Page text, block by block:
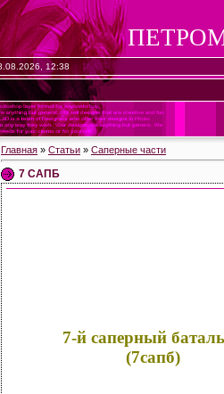
12:38
Главная » Статьи » Саперные части
7 САПБ
7-й саперный
(7сапб)